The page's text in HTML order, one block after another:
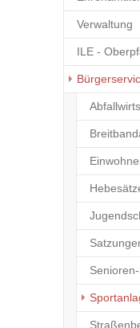
Verwaltung
ILE -